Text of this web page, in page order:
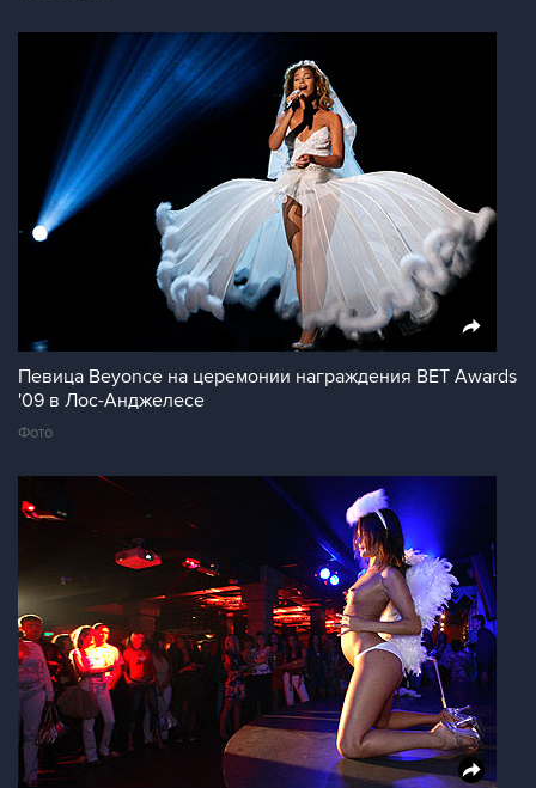
Певица Beyonce на церемонии награждения BET Awards
'09 в Лос-Анджелесе
Фото